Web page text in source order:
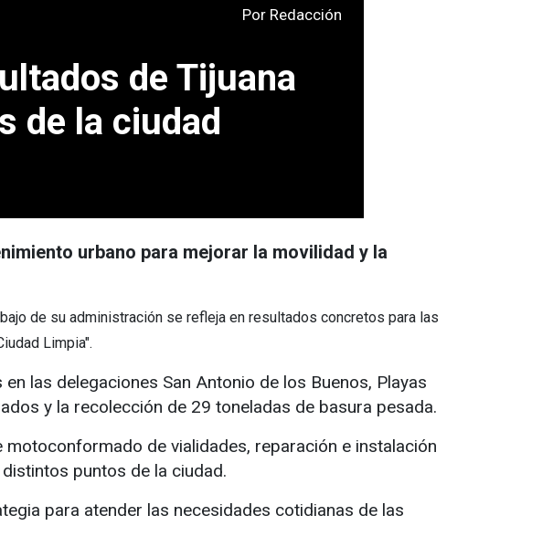
Por Redacción
de Tijuana
de la ciudad
urbano para mejorar la movilidad y la
de su administración se refleja en resultados concretos para las
Limpia".
las delegaciones San Antonio de los Buenos, Playas
y la recolección de 29 toneladas de basura pesada.
de vialidades, reparación e instalación
puntos de la ciudad.
para atender las necesidades cotidianas de las